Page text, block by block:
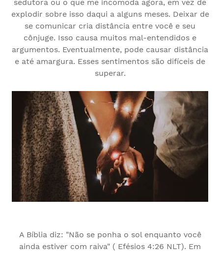
sedutora ou o que me incomoda agora, em vez de
explodir sobre isso daqui a alguns meses. Deixar de
se comunicar cria distância entre você e seu
cônjuge. Isso causa muitos mal-entendidos e
argumentos. Eventualmente, pode causar distância
e até amargura. Esses sentimentos são difíceis de
superar.
A Bíblia diz: "Não se ponha o sol enquanto você
ainda estiver com raiva" ( Efésios 4:26 NLT). Em